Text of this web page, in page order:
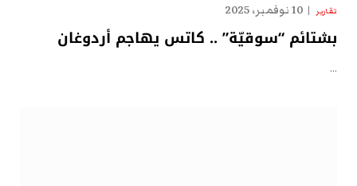
تقارير 10 نوفمبر، 2025
بشتائم “سوقيّة” .. كاتس يهاجم أردوغان
…